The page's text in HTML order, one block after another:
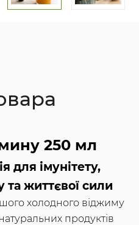
250 мл
для імунітету,
життєвої сили
холодного віджиму
продуктів